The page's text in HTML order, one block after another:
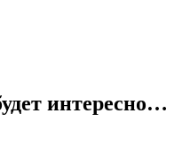
интересно…